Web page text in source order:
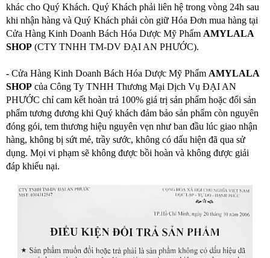
khác cho Quý Khách. Quý Khách phải liên hệ trong vòng 24h sau
khi nhận hàng và Quý Khách phải còn giữ Hóa Đơn mua hàng tại
Cửa Hàng Kinh Doanh Bách Hóa Dược Mỹ Phẩm AMYLALA
SHOP (CTY TNHH TM-DV ĐẠI AN PHƯỚC).
- Cửa Hàng Kinh Doanh Bách Hóa Dược Mỹ Phẩm AMYLALA
SHOP của Công Ty TNHH Thương Mại Dịch Vụ ĐẠI AN
PHƯỚC chỉ cam kết hoàn trả 100% giá trị sản phẩm hoặc đổi sản
phẩm tương đương khi Quý khách đảm bảo sản phẩm còn nguyên
đóng gói, tem thương hiệu nguyên vẹn như ban đầu lúc giao nhận
hàng, không bị sứt mẻ, trầy sước, không có dấu hiện đã qua sử
dụng. Mọi vi phạm sẽ không được bồi hoàn và không được giải
đáp khiếu nại.